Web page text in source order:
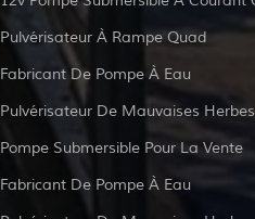
Pulvérisateur À Rampe Quad
Fabricant De Pompe À Eau
Pulvérisateur De Mauvaises Herbes
Pompe Submersible Pour La Vente
Fabricant De Pompe À Eau